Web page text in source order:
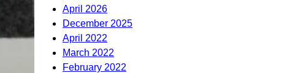
April 2026
December 2025
April 2022
March 2022
February 2022